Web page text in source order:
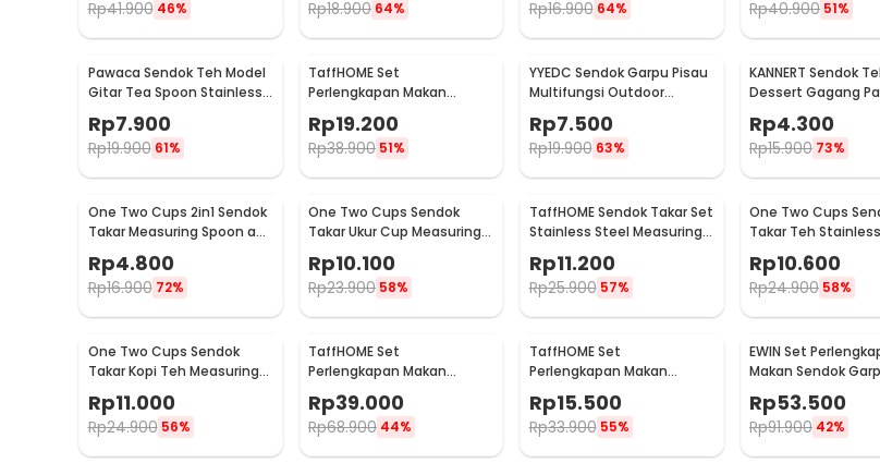
Rp41.900 46% Rp18.900 64% Rp16.900 64% Rp40.900 51%
Pawaca Sendok Teh Model
Gitar Tea Spoon Stainless
Rp7.900
Rp19.900 61%
TaffHOME Set
Perlengkapan Makan
Bambu Cutlery Set -
EA02510
Rp19.200
Rp38.900 51%
YYEDC Sendok Garpu Pisau
Multifungsi Outdoor
LX708
Rp7.500
Rp19.900 63%
KANNERT Sendok
Dessert Gagang
Long Spoon
- RR-11
Rp4.300
Rp15.900 73%
One Two Cups 2in1 Sendok
Takar Measuring Spoon and
Coffee Tamper - G1120
Rp4.800
Rp16.900 72%
One Two Cups Sendok
Takar Ukur Cup Measuring
Rp10.100
Rp23.900 58%
TaffHOME Sendok Takar Set
Stainless Steel Measuring
Rp11.200
Rp25.900 57%
One Two Cups
Takar Teh
Measuring Spoon 5
S301
Rp10.600
Rp24.900 58%
One Two Cups Sendok
Takar Kopi Teh Measuring
Rp11.000
Rp24.900 56%
TaffHOME Set
Perlengkapan Makan
Sendok Garpu Pisau Sumpit
8 PCS - EA02300
Rp39.000
Rp68.900 44%
TaffHOME Set
Perlengkapan Makan
Pouch Cutlery Set - T1
Rp15.500
Rp33.900 55%
EWIN Set
Makan Sendok
dengan Holder
Rack - NP311
Rp53.500
Rp91.900 42%